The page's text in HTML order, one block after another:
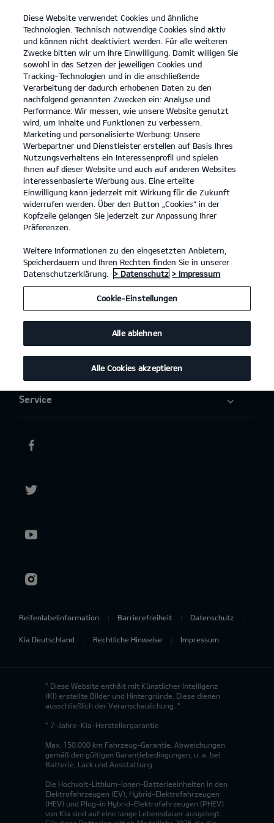
open
menu
KONTAKT
PROBEFAHRT
Modelle
Business
Angebote
Elektromobilität
Aktuelles
Service
Reifenlabelinformation Barrierefreiheit Datenschutz
Kia Deutschland Rechtliche Hinweise Impressum
* Diese Website enthält mit Künstlicher Intelligenz
(KI) erstellte Bilder und Hintergründe. Diese dienen
ausschließlich der Veranschaulichung. *
* 7-Jahre-Kia-Herstellergarantie
Max. 150.000 km Fahrzeug-Garantie. Abweichungen
gemäß den gültigen Garantiebedingungen, u. a. bei
Batterie, Lack und Ausstattung.
Die Hochvolt-Lithium-Ionen-Batterieeinheiten in den
Elektrofahrzeugen (EV), Hybrid-Elektrofahrzeugen
(HEV) und Plug-in Hybrid-Elektrofahrzeugen (PHEV)
von Kia sind auf eine lange Lebensdauer ausgelegt.
Diese Website verwendet Cookies und ähnliche
Technologien. Technisch notwendige Cookies sind aktiv
und können nicht deaktiviert werden. Für alle weiteren
Zwecke bitten wir um Ihre Einwilligung. Damit willigen Sie
sowohl in das Setzen der jeweiligen Cookies und
Tracking-Technologien und in die anschließende
Verarbeitung der dadurch erhobenen Daten zu den
nachfolgend genannten Zwecken ein: Analyse und
Performance: Wir messen, wie unsere Website genutzt
wird, um Inhalte und Funktionen zu verbessern.
Marketing und personalisierte Werbung: Unsere
Werbepartner und Dienstleister erstellen auf Basis Ihres
Nutzungsverhaltens ein Interessenprofil und spielen
Ihnen auf dieser Website und auch auf anderen Websites
interessenbasierte Werbung aus. Eine erteilte
Einwilligung kann jederzeit mit Wirkung für die Zukunft
widerrufen werden. Über den Button „Cookies“ in der
Kopfzeile gelangen Sie jederzeit zur Anpassung Ihrer
Präferenzen.
Weitere Informationen zu den eingesetzten Anbietern,
Speicherdauern und Ihren Rechten finden Sie in unserer
Datenschutzerklärung.
> Datenschutz > Impressum
Cookie-Einstellungen
Alle ablehnen
Alle Cookies akzeptieren